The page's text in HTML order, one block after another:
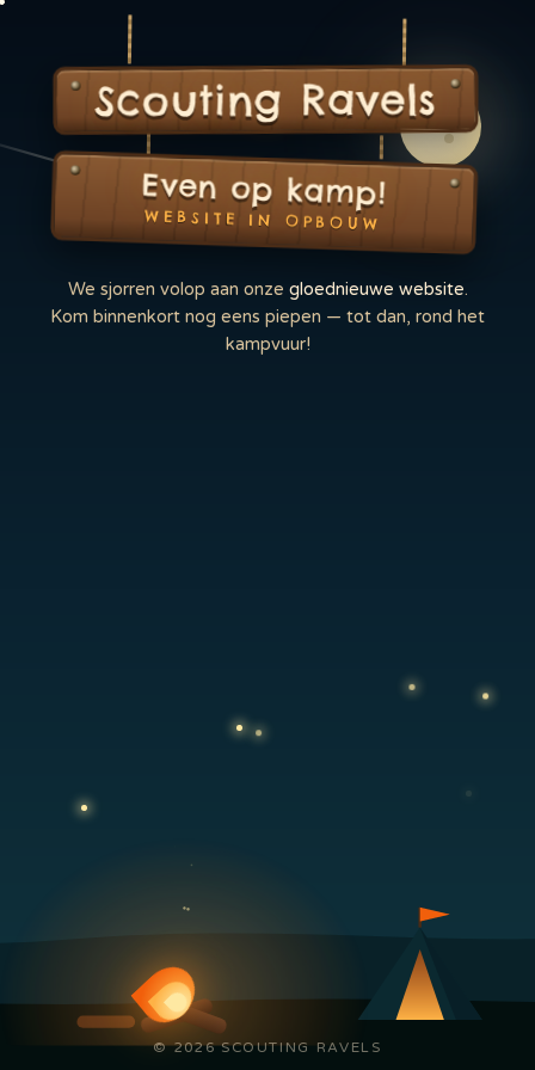
Scouting Ravels
Even op kamp!
WEBSITE IN OPBOUW
We sjorren volop aan onze gloednieuwe website.
Kom binnenkort nog eens piepen — tot dan, rond het
kampvuur!
© 2026 SCOUTING RAVELS